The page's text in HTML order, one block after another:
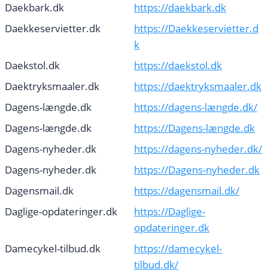
Daekbark.dk
https://daekbark.dk
Daekkeservietter.dk
https://Daekkeservietter.d
k
Daekstol.dk
https://daekstol.dk
Daektryksmaaler.dk
https://daektryksmaaler.dk
Dagens-længde.dk
https://dagens-længde.dk/
Dagens-længde.dk
https://Dagens-længde.dk
Dagens-nyheder.dk
https://dagens-nyheder.dk/
Dagens-nyheder.dk
https://Dagens-nyheder.dk
Dagensmail.dk
https://dagensmail.dk/
Daglige-opdateringer.dk
https://Daglige-
opdateringer.dk
Damecykel-tilbud.dk
https://damecykel-
tilbud.dk/